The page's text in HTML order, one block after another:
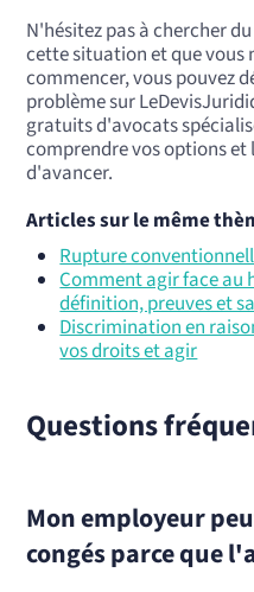
N'hésitez pas à chercher
cette situation et que vous
commencer, vous pouvez
problème sur
gratuits d'avocats
comprendre vos options et
d'avancer.
Articles sur le même
Rupture
Comment agir face au
définition, preuves et
Discrimination en
vos droits et agir
Questions
Mon employeur
congés parce que